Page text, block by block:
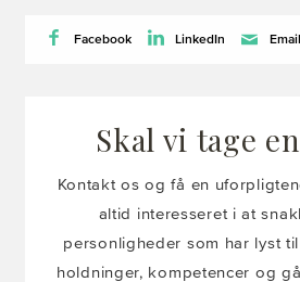
Facebook LinkedIn Email
Skal vi tage
Kontakt os og få en
altid interesseret i at
personligheder som har lyst
holdninger, kompetencer og